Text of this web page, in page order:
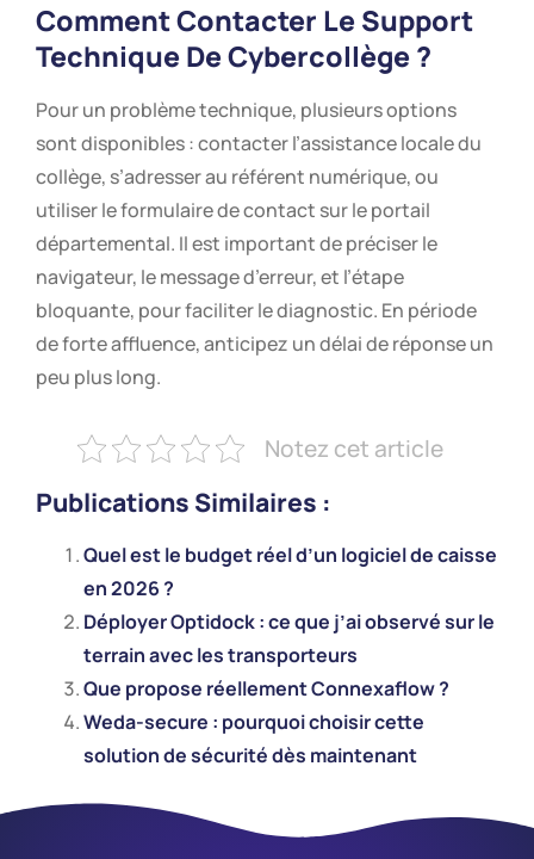
Comment Contacter Le Support
Technique De Cybercollège ?
Pour un problème technique, plusieurs options
sont disponibles : contacter l’assistance locale du
collège, s’adresser au référent numérique, ou
utiliser le formulaire de contact sur le portail
départemental. Il est important de préciser le
navigateur, le message d’erreur, et l’étape
bloquante, pour faciliter le diagnostic. En période
de forte affluence, anticipez un délai de réponse un
peu plus long.
Notez cet article
Publications Similaires :
Quel est le budget réel d’un logiciel de caisse
en 2026 ?
Déployer Optidock : ce que j’ai observé sur le
terrain avec les transporteurs
Que propose réellement Connexaflow ?
Weda-secure : pourquoi choisir cette
solution de sécurité dès maintenant